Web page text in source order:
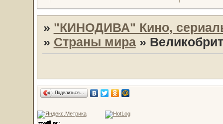
» "КИНОДИВА" Кино,
» Страны мира »
Поделиться…